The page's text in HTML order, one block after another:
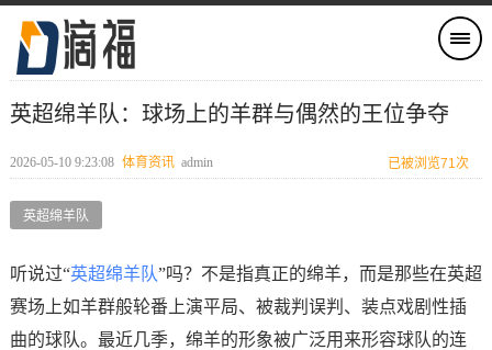
英超绵羊队：球场上的羊群与偶然的王位争夺
2026-05-10 9:23:08 体育资讯 admin 已被浏览71次
英超绵羊队
听说过“英超绵羊队”吗？不是指真正的绵羊，而是那些在英超
赛场上如羊群般轮番上演平局、被裁判误判、装点戏剧性插
曲的球队。最近几季，绵羊的形象被广泛用来形容球队的连